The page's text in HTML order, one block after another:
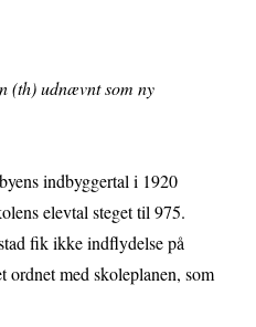
(th) udnævnt som ny
indbyggertal i 1920
elevtal steget til 975.
fik ikke indflydelse på
ordnet med skoleplanen, som